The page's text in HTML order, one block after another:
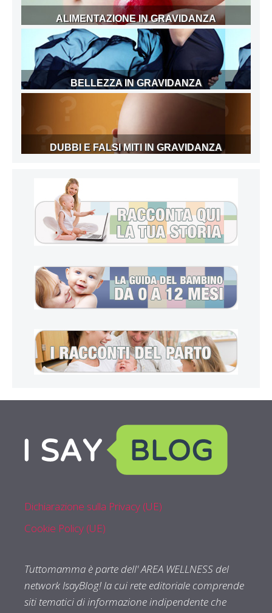
ALIMENTAZIONE IN GRAVIDANZA
BELLEZZA IN GRAVIDANZA
DUBBI E FALSI MITI IN GRAVIDANZA
Dichiarazione sulla Privacy (UE)
Cookie Policy (UE)
Tuttomamma è parte dell' AREA WELLNESS del
network IsayBlog! la cui rete editoriale comprende
siti tematici di informazione indipendente che